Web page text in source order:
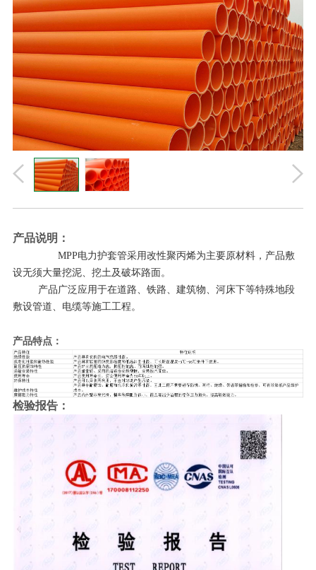
产品说明：
MPP电力护套管采用改性聚丙烯为主要原材料，产品敷
设无须大量挖泥、挖土及破坏路面。
产品广泛应用于在道路、铁路、建筑物、河床下等特殊地段
敷设管道、电缆等施工工程。
产品特点：
检验报告：